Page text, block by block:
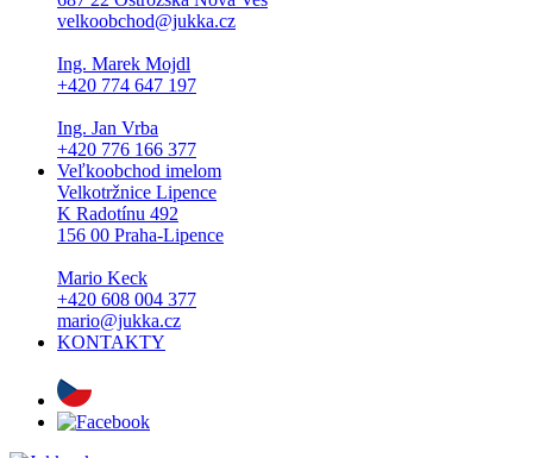
velkoobchod@jukka.cz
Ing. Marek Mojdl
+420 774 647 197
Ing. Jan Vrba
+420 776 166 377
Veľkoobchod imelom
Velkotržnice Lipence
K Radotínu 492
156 00 Praha-Lipence
Mario Keck
+420 608 004 377
mario@jukka.cz
KONTAKTY